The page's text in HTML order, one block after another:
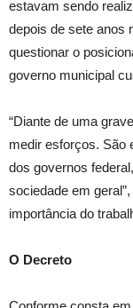
estavam sendo
depois de sete anos
questionar o
governo municipal
“Diante de uma
medir esforços. São
dos governos
sociedade em
importância do
O Decreto